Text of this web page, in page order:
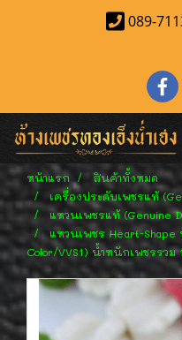
089-
หน้าแรก
สินค้าทั้งหมด
เครื่องประดับเพชรแท้
แหวนเพชรแท้ (Genuine
แหวนเพชร Heart-Shape
Color/VVS1) น้ำหนักเพชรรวม